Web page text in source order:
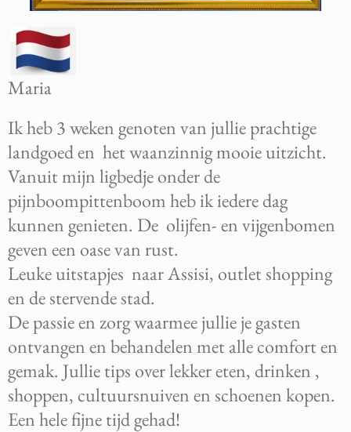
Maria
Ik heb 3 weken genoten van jullie prachtige
landgoed en het waanzinnig mooie uitzicht.
Vanuit mijn ligbedje onder de
pijnboompittenboom heb ik iedere dag
kunnen genieten. De olijfen- en vijgenbomen
geven een oase van rust.
Leuke uitstapjes naar Assisi, outlet shopping
en de stervende stad.
De passie en zorg waarmee jullie je gasten
ontvangen en behandelen met alle comfort en
gemak. Jullie tips over lekker eten, drinken ,
shoppen, cultuursnuiven en schoenen kopen.
Een hele fijne tijd gehad!